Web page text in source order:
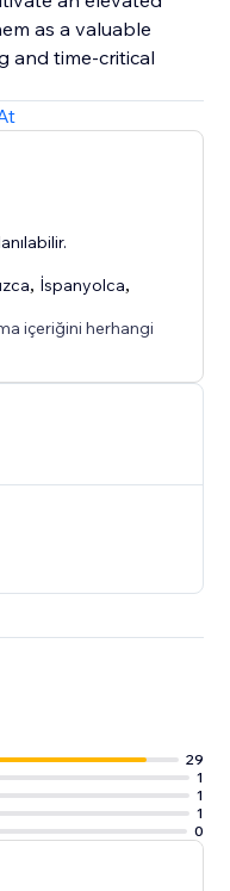
as a valuable
and time-critical
, İspanyolca,
içeriğini herhangi
29
1
1
1
0